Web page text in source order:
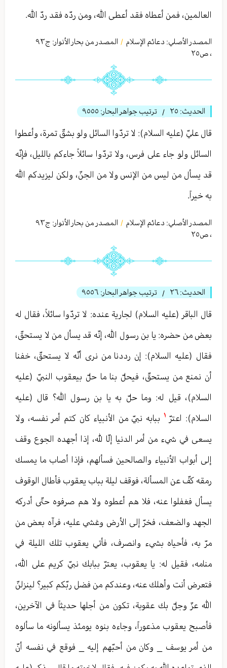
العالمين، فمن أعطاه فقد أعطى الله، ومن ردّه فقد ردّ الله.
المصدر الأصلي: دعائم الإسلام / المصدر من بحار الأنوار: ج٩٣
، ص٢٥
الحديث: ٢٥ / ترتيب جواهر البحار: ٩٥٥٥
قال عليّ (عليه السلام): لا تردّوا السائل ولو بشقّ تمرة، وأعطوا
السائل ولو جاء على فرس، ولا تردّوا سائلاً جاءكم بالليل، فإنّه
قد يسأل من ليس من الإنس ولا من الجنّ، ولكن ليزيدكم الله
به خيراً.
المصدر الأصلي: دعائم الإسلام / المصدر من بحار الأنوار: ج٩٣
، ص٢٥
الحديث: ٢٦ / ترتيب جواهر البحار: ٩٥٥٦
قال الباقر (عليه السلام) لجارية عنده: لا تردّوا سائلاً، فقال له
بعض من حضره: يا بن رسول الله، إنّه قد يسأل من لا يستحقّ،
فقال (عليه السلام): إن رددنا من نرى أنّه لا يستحقّ، خفنا
أن نمنع من يستحقّ، فيحلّ بنا ما حلّ بيعقوب النبيّ (عليه
السلام)، قيل له: وما حلّ به يا بن رسول الله؟ قال (عليه
السلام): اعترّ١
ببابه نبيّ من الأنبياء كان كتم أمر نفسه، ولا
يسعى في شيء من أمر الدنيا إلّا لله، إذا أجهده الجوع وقف
إلى أبواب الأنبياء والصالحين فسألهم، فإذا أصاب ما يمسك
رمقه كفّ عن المسألة، فوقف ليلة بباب يعقوب فأطال الوقوف
يسأل فغفلوا عنه، فلا هم أعطوه ولا هم صرفوه حتّى أدركه
الجهد والضعف، فخرّ إلى الأرض وغشي عليه، فرآه بعض من
مرّ به، فأحياه بشيء وانصرف، فأتي يعقوب تلك الليلة في
منامه، فقيل له: يا يعقوب، يعترّ ببابك نبيّ كريم على الله،
فتعرض أنت وأهلك عنه، وعندكم من فضل ربّكم كبير؟ لينزلنّ
الله عزّ وجلّ بك عقوبة، تكون من أجلها حديثاً في الآخرين،
فأصبح يعقوب مذعوراً، وجاءه بنوه يومئذ يسألونه ما سألوه
من أمر يوسف _ وكان من أحبّهم إليه _ فوقع في نفسه أنّ